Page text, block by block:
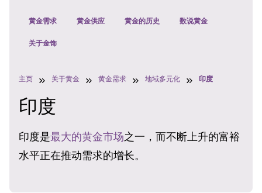
黄金需求 黄金供应 黄金的历史 数说黄金
关于金饰
主页 关于黄金 黄金需求 地域多元化 印度
印度
印度是最大的黄金市场之一，而不断上升的富裕
水平正在推动需求的增长。